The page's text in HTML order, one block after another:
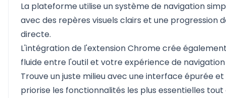
La plateforme utilise un système de navigation
avec des repères visuels clairs et une progression
directe.
L'intégration de l'extension Chrome crée
fluide entre l'outil et votre expérience de navigation
Trouve un juste milieu avec une interface épurée
priorise les fonctionnalités les plus essentielles